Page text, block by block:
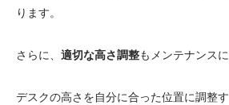
ります。
さらに、 適切な高さ調整もメンテナンス
デスクの高さを自分に合った位置に調整